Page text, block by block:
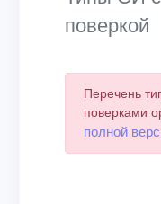
поверкой
Перечень
поверками
полной